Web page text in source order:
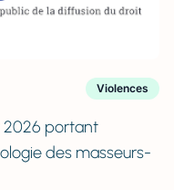
Violences
2026 portant
des masseurs-